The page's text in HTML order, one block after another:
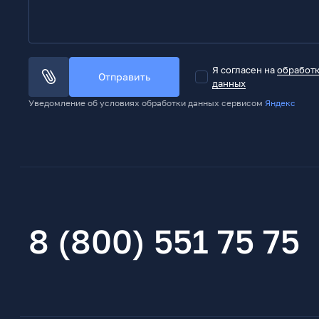
Отправить
Я согласен на
данных
Уведомление об условиях обработки данных сервисом Яндекс
8 (800) 551 75 75